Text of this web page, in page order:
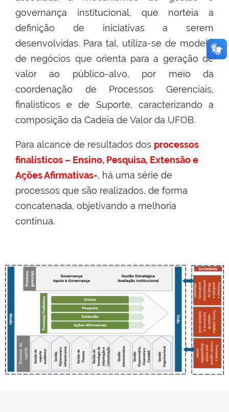
governança institucional, que norteia a
definição de iniciativas a serem
desenvolvidas. Para tal, utiliza-se de modelo
de negócios que orienta para a geração de
valor ao público-alvo, por meio da
coordenação de Processos Gerenciais,
finalísticos e de Suporte, caracterizando a
composição da Cadeia de Valor da UFOB.
Para alcance de resultados dos processos
finalísticos – Ensino, Pesquisa, Extensão e
Ações Afirmativas-, há uma série de
processos que são realizados, de forma
concatenada, objetivando a melhoria
contínua.